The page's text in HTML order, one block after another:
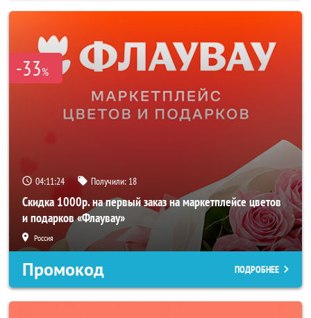
-33%
04:11:24 Получили: 18
Скидка 1000р. на первый заказ на маркетплейсе цветов
и подарков «Флаувау»
Россия
Промокод ПОДРОБНЕЕ